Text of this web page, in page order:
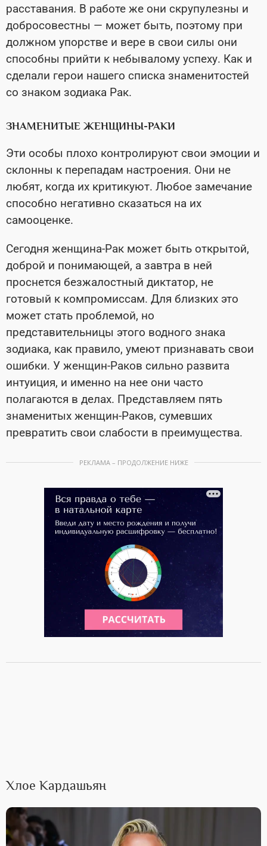
расставания. В работе же они скрупулезны и
добросовестны — может быть, поэтому при
должном упорстве и вере в свои силы они
способны прийти к небывалому успеху. Как и
сделали герои нашего списка знаменитостей
со знаком зодиака Рак.
ЗНАМЕНИТЫЕ ЖЕНЩИНЫ-РАКИ
Эти особы плохо контролируют свои эмоции и
склонны к перепадам настроения. Они не
любят, когда их критикуют. Любое замечание
способно негативно сказаться на их
самооценке.
Сегодня женщина-Рак может быть открытой,
доброй и понимающей, а завтра в ней
проснется безжалостный диктатор, не
готовый к компромиссам. Для близких это
может стать проблемой, но
представительницы этого водного знака
зодиака, как правило, умеют признавать свои
ошибки. У женщин-Раков сильно развита
интуиция, и именно на нее они часто
полагаются в делах. Представляем пять
знаменитых женщин-Раков, сумевших
превратить свои слабости в преимущества.
РЕКЛАМА – ПРОДОЛЖЕНИЕ НИЖЕ
Хлое Кардашьян